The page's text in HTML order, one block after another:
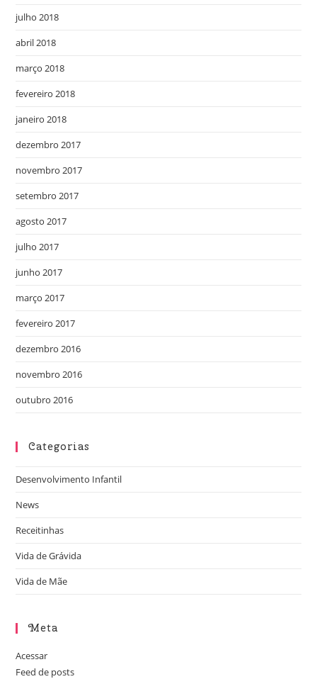
julho 2018
abril 2018
março 2018
fevereiro 2018
janeiro 2018
dezembro 2017
novembro 2017
setembro 2017
agosto 2017
julho 2017
junho 2017
março 2017
fevereiro 2017
dezembro 2016
novembro 2016
outubro 2016
Categorias
Desenvolvimento Infantil
News
Receitinhas
Vida de Grávida
Vida de Mãe
Meta
Acessar
Feed de posts